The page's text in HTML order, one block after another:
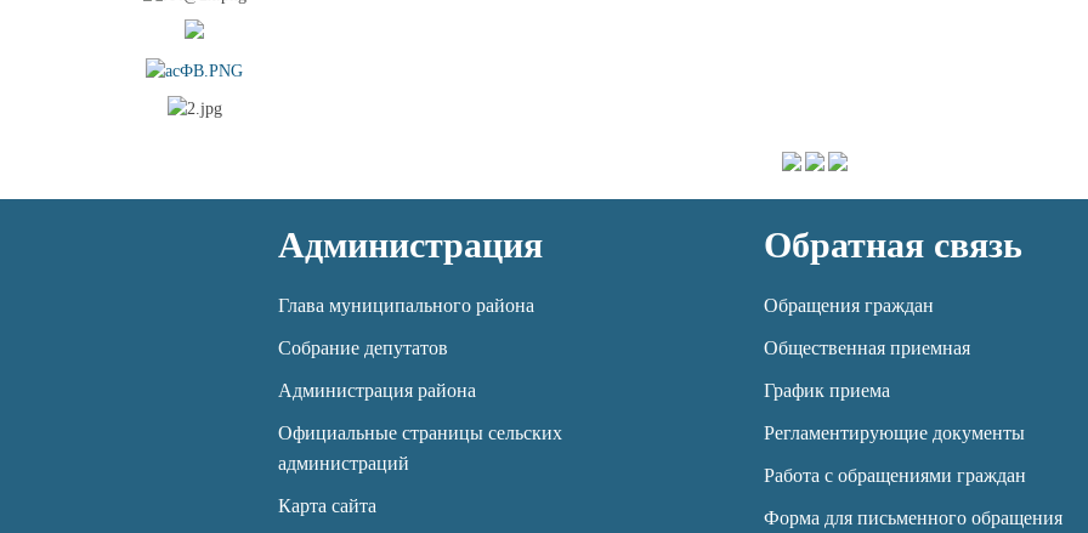
Администрация
Глава муниципального района
Собрание депутатов
Администрация района
Официальные страницы сельских
администраций
Карта сайта
Обратная связь
Обращения граждан
Общественная приемная
График приема
Регламентирующие документы
Работа с обращениями граждан
Форма для письменного обращения